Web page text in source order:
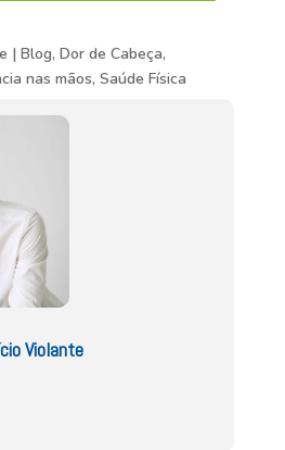
| Blog, Dor de Cabeça,
nas mãos, Saúde Física
Violante